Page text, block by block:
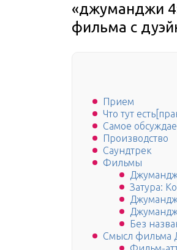
«джуманджи
фильма с
Прием
Что тут
Самое
Производство
Саундтрек
Фильмы
Затура:
Без
Смысл фильма